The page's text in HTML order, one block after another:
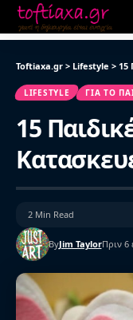
Toftiaxa.gr > Lifestyle > 15
LIFESTYLE ΓΙΑ ΤΟ
15
ByJim TaylorΠριν 6
2 Min Read